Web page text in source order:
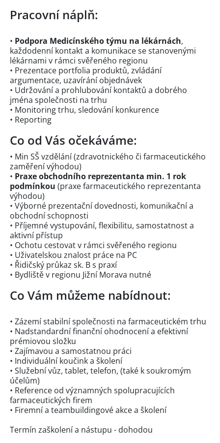
Pracovní náplň:
• Podpora Medicínského týmu na lékárnách,
každodenní kontakt a komunikace se stanovenými
lékárnami v rámci svěřeného regionu
• Prezentace portfolia produktů, zvládání
argumentace, uzavírání objednávek
• Udržování a prohlubování kontaktů a dobrého
jména společnosti na trhu
• Monitoring trhu, sledování konkurence
• Reporting
Co od Vás očekáváme:
• Min SŠ vzdělání (zdravotnického či farmaceutického
zaměření výhodou)
• Praxe obchodního reprezentanta min. 1 rok
podmínkou (praxe farmaceutického reprezentanta
výhodou)
• Výborné prezentační dovednosti, komunikační a
obchodní schopnosti
• Příjemné vystupování, flexibilitu, samostatnost a
aktivní přístup
• Ochotu cestovat v rámci svěřeného regionu
• Uživatelskou znalost práce na PC
• Řidičský průkaz sk. B s praxí
• Bydliště v regionu Jižní Morava nutné
Co Vám můžeme nabídnout:
• Zázemí stabilní společnosti na farmaceutickém trhu
• Nadstandardní finanční ohodnocení a efektivní
prémiovou složku
• Zajímavou a samostatnou práci
• Individuální koučink a školení
• Služební vůz, tablet, telefon, (také k soukromým
účelům)
• Reference od významných spolupracujících
farmaceutických firem
• Firemní a teambuildingové akce a školení
Termín zaškolení a nástupu - dohodou